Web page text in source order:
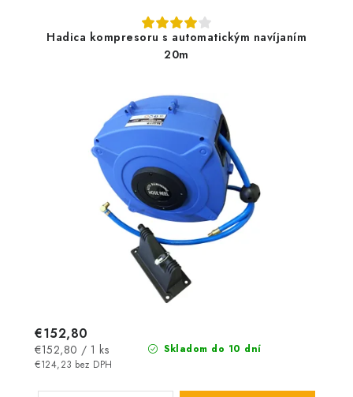
Hadica kompresoru s automatickým navíjaním
20m
Skladom do 10 dní
€124,23 bez DPH
€152,80
Jednotková
cena:
€152,80 / 1 ks